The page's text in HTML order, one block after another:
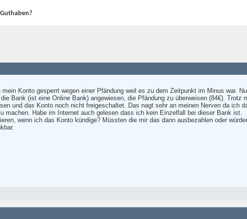
Konto gesperrt wegen einer Pfändung weil es zu dem Zeitpunkt im Minus war.
Bank (ist eine Online Bank) angewiesen, die Pfändung zu überweisen (84€). Trotz
und das Konto noch nicht freigeschaltet. Das nagt sehr an meinen Nerven da ich
machen. Habe im Internet auch gelesen dass ich kein Einzelfall bei dieser Bank ist.
wenn ich das Konto kündige? Müssten die mir das dann ausbezahlen oder